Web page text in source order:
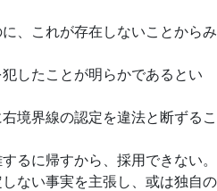
、これが存在しないことからみ
したことが明らかであるとい
境界線の認定を違法と断ずるこ
るに帰すから、採用できない。
ない事実を主張し、或は独自の